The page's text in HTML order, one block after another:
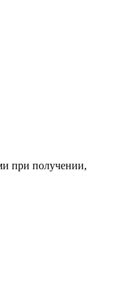
при получении,